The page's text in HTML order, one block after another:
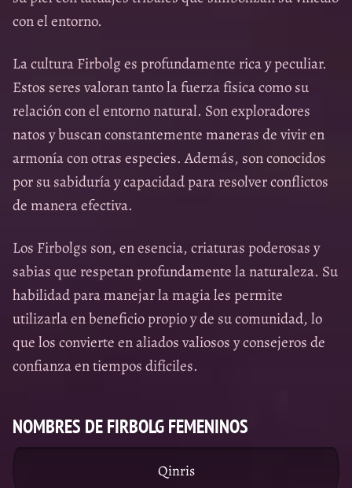
con el entorno.
La cultura Firbolg es profundamente rica y peculiar.
Estos seres valoran tanto la fuerza física como su
relación con el entorno natural. Son exploradores
natos y buscan constantemente maneras de vivir en
armonía con otras especies. Además, son conocidos
por su sabiduría y capacidad para resolver conflictos
de manera efectiva.
Los Firbolgs son, en esencia, criaturas poderosas y
sabias que respetan profundamente la naturaleza. Su
habilidad para manejar la magia les permite
utilizarla en beneficio propio y de su comunidad, lo
que los convierte en aliados valiosos y consejeros de
confianza en tiempos difíciles.
NOMBRES DE FIRBOLG FEMENINOS
Qinris